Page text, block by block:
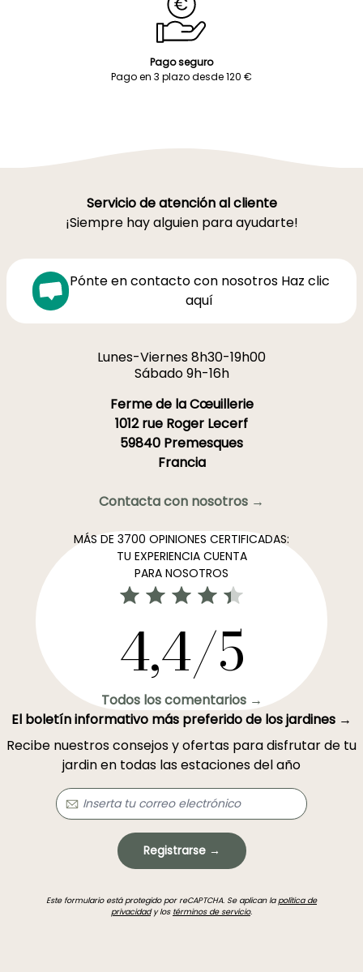
Pago seguro
Pago en 3 plazo desde 120 €
Servicio de atención al cliente
¡Siempre hay alguien para ayudarte!
Pónte en contacto con nosotros Haz clic
aquí
Lunes-Viernes 8h30-19h00
Sábado 9h-16h
Ferme de la Cœuillerie
1012 rue Roger Lecerf
59840 Premesques
Francia
Contacta con nosotros →
MÁS DE 3700 OPINIONES CERTIFICADAS:
TU EXPERIENCIA CUENTA
PARA NOSOTROS
4,4/5
Todos los comentarios →
El boletín informativo más preferido de los jardines →
Recibe nuestros consejos y ofertas para disfrutar de tu
jardin en todas las estaciones del año
Registrarse →
Este formulario está protegido por reCAPTCHA. Se aplican la política de
privacidady los términos de servicio.